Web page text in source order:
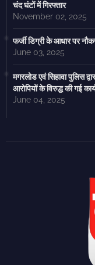
चंद घंटों में गिरफ्तार
November 02, 2025
फर्जी डिग्री के आधार पर
June 03, 2025
मगरलोड एवं सिहावा पुलिस
आरोपियों के विरुद्ध की गई
June 04, 2025